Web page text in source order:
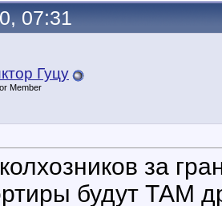
07:31
Гуцу
Member
за
будут ТАМ